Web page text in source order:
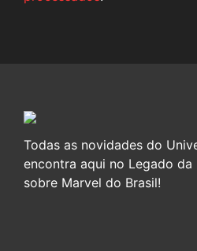
Todas as novidades do
encontra aqui no Legado
sobre Marvel do Brasil!